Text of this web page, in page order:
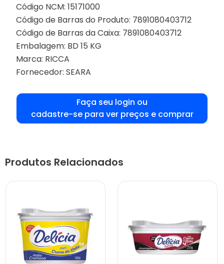
Código NCM: 15171000
Código de Barras do Produto: 7891080403712
Código de Barras da Caixa: 7891080403712
Embalagem: BD 15 KG
Marca: RICCA
Fornecedor: SEARA
Faça seu login ou
cadastre-se para ver preços e comprar
Produtos Relacionados